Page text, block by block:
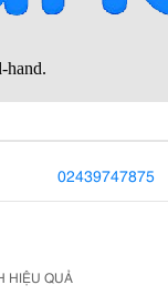
02439747875
HIỆU QUẢ